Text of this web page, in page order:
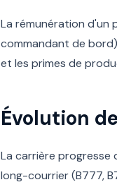
La rémunération d'un
commandant de
et les primes de
Évolution
La carrière progresse
long-courrier (B777,